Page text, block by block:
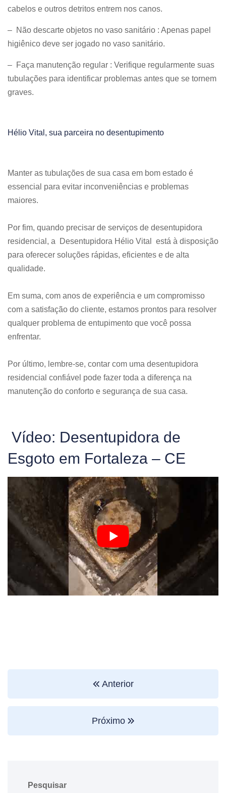
cabelos e outros detritos entrem nos canos.
– Não descarte objetos no vaso sanitário : Apenas papel
higiênico deve ser jogado no vaso sanitário.
– Faça manutenção regular : Verifique regularmente suas
tubulações para identificar problemas antes que se tornem
graves.
Hélio Vital, sua parceira no desentupimento
Manter as tubulações de sua casa em bom estado é
essencial para evitar inconveniências e problemas
maiores.
Por fim, quando precisar de serviços de desentupidora
residencial, a Desentupidora Hélio Vital está à disposição
para oferecer soluções rápidas, eficientes e de alta
qualidade.
Em suma, com anos de experiência e um compromisso
com a satisfação do cliente, estamos prontos para resolver
qualquer problema de entupimento que você possa
enfrentar.
Por último, lembre-se, contar com uma desentupidora
residencial confiável pode fazer toda a diferença na
manutenção do conforto e segurança de sua casa.
Vídeo: Desentupidora de
Esgoto em Fortaleza – CE
Anterior
Próximo
Pesquisar